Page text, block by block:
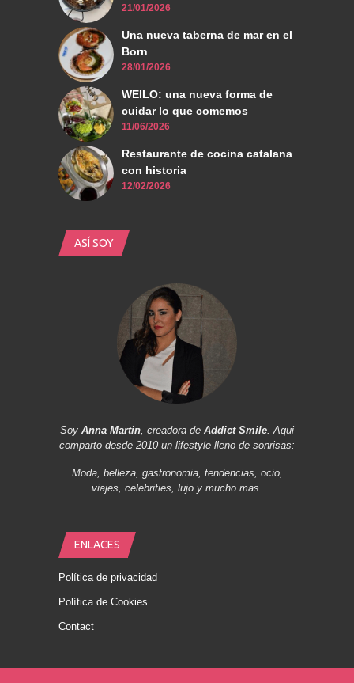
21/01/2026
Una nueva taberna de mar en el
Born
28/01/2026
WEILO: una nueva forma de
cuidar lo que comemos
11/06/2026
Restaurante de cocina catalana
con historia
12/02/2026
ASÍ SOY
Soy Anna Martin, creadora de Addict Smile. Aqui
comparto desde 2010 un lifestyle lleno de sonrisas:
Moda, belleza, gastronomia, tendencias, ocio,
viajes, celebrities, lujo y mucho mas.
ENLACES
Política de privacidad
Política de Cookies
Contact